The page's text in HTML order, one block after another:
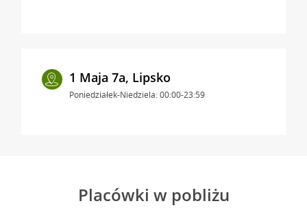
1 Maja 7a, Lipsko
Poniedziałek-Niedziela: 00:00-23:59
Placówki w pobliżu